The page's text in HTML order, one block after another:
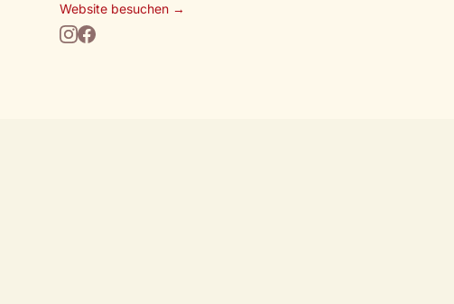
Website besuchen →